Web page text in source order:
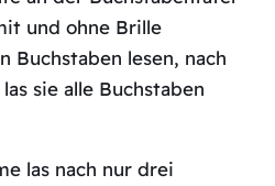
und ohne Brille
Buchstaben lesen, nach
sie alle Buchstaben
las nach nur drei